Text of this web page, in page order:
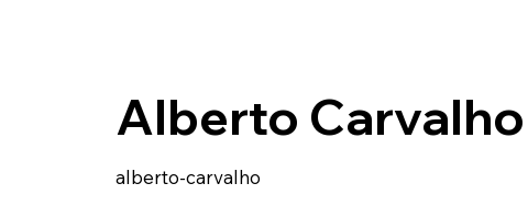
Alberto Carvalho
alberto-carvalho